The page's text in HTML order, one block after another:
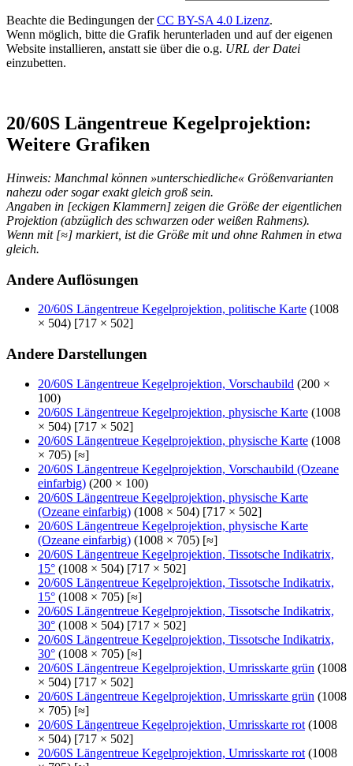
Beachte die Bedingungen derCC BY-SA 4.0 Lizenz.
Wenn möglich, bitte die Grafik herunterladen und auf der eigenen
Website installieren, anstatt sie über die o.g. URL der Datei
einzubetten.
20/60S Längentreue Kegelprojektion:
Weitere Grafiken
Hinweis: Manchmal können »unterschiedliche« Größenvarianten
nahezu oder sogar exakt gleich groß sein.
Angaben in [eckigen Klammern] zeigen die Größe der eigentlichen
Projektion (abzüglich des schwarzen oder weißen Rahmens).
Wenn mit [≈] markiert, ist die Größe mit und ohne Rahmen in etwa
gleich.
Andere Auflösungen
20/60S Längentreue Kegelprojektion, politische Karte (1008
× 504) [717 × 502]
Andere Darstellungen
20/60S Längentreue Kegelprojektion, Vorschaubild (200 ×
100)
20/60S Längentreue Kegelprojektion, physische Karte (1008
× 504) [717 × 502]
20/60S Längentreue Kegelprojektion, physische Karte (1008
× 705) [≈]
20/60S Längentreue Kegelprojektion, Vorschaubild (Ozeane
einfarbig) (200 × 100)
20/60S Längentreue Kegelprojektion, physische Karte
(Ozeane einfarbig) (1008 × 504) [717 × 502]
20/60S Längentreue Kegelprojektion, physische Karte
(Ozeane einfarbig) (1008 × 705) [≈]
20/60S Längentreue Kegelprojektion, Tissotsche Indikatrix,
15° (1008 × 504) [717 × 502]
20/60S Längentreue Kegelprojektion, Tissotsche Indikatrix,
15° (1008 × 705) [≈]
20/60S Längentreue Kegelprojektion, Tissotsche Indikatrix,
30° (1008 × 504) [717 × 502]
20/60S Längentreue Kegelprojektion, Tissotsche Indikatrix,
30° (1008 × 705) [≈]
20/60S Längentreue Kegelprojektion, Umrisskarte grün (1008
× 504) [717 × 502]
20/60S Längentreue Kegelprojektion, Umrisskarte grün (1008
× 705) [≈]
20/60S Längentreue Kegelprojektion, Umrisskarte rot (1008
× 504) [717 × 502]
20/60S Längentreue Kegelprojektion, Umrisskarte rot (1008